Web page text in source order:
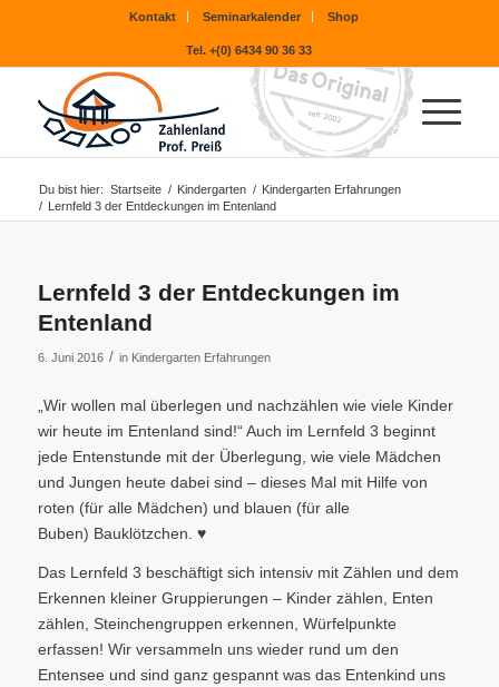
Kontakt Seminarkalender Shop
Tel. +(0) 6434 90 36 33
Du bist hier: Startseite / Kindergarten / Kindergarten Erfahrungen
/ Lernfeld 3 der Entdeckungen im Entenland
Lernfeld 3 der Entdeckungen im
Entenland
6. Juni 2016 / in Kindergarten Erfahrungen
„Wir wollen mal überlegen und nachzählen wie viele Kinder
wir heute im Entenland sind!“ Auch im Lernfeld 3 beginnt
jede Entenstunde mit der Überlegung, wie viele Mädchen
und Jungen heute dabei sind – dieses Mal mit Hilfe von
roten (für alle Mädchen) und blauen (für alle
Buben) Bauklötzchen. ♥
Das Lernfeld 3 beschäftigt sich intensiv mit Zählen und dem
Erkennen kleiner Gruppierungen – Kinder zählen, Enten
zählen, Steinchengruppen erkennen, Würfelpunkte
erfassen! Wir versammeln uns wieder rund um den
Entensee und sind ganz gespannt was das Entenkind uns